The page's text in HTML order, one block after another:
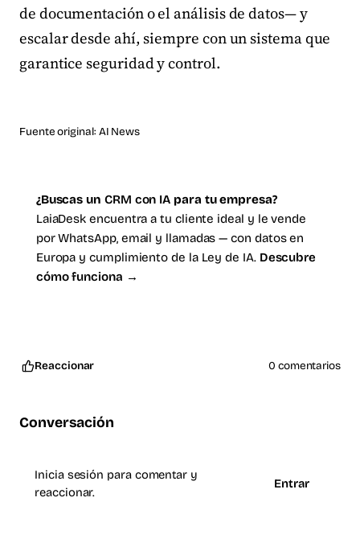
de documentación o el análisis de datos— y
escalar desde ahí, siempre con un sistema que
garantice seguridad y control.
Fuente original: AI News
¿Buscas un CRM con IA para tu empresa?
LaiaDesk encuentra a tu cliente ideal y le vende
por WhatsApp, email y llamadas — con datos en
Europa y cumplimiento de la Ley de IA. Descubre
cómo funciona →
Reaccionar 0 comentarios
Conversación
Inicia sesión para comentar y
reaccionar.
Entrar